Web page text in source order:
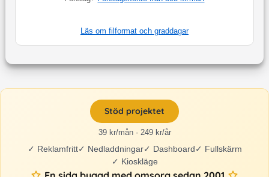
Läs om filformat och graddagar
Stöd projektet
39 kr/mån · 249 kr/år
✓ Reklamfritt✓ Nedladdningar✓ Dashboard✓ Fullskärm
✓ Kioskläge